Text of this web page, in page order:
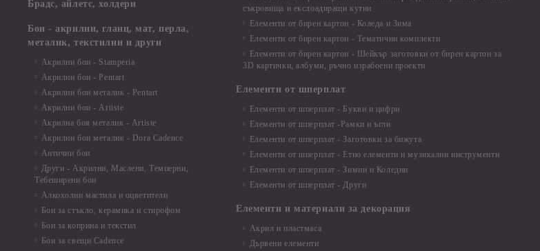
Брадс, айлетс, холдери
Бои - акрилни, гланц, мат, перла,
металик, текстилни и други
Акрилни бои - Stamperia
Акрилни бои - Pentart
Акрилни бои металик - Pentart
Акрилни бои - Artiste
Акрилна боя металик - Artiste
Акрилни бои металик - Dora Cadence
Антични бои
Други - Акрилни, Маслени, Темперни,
Тебеширени бои
Алкохолни мастила и оцветители
Бои за стъкло, керамика и стирофом
Бои за коприна и текстил
Бои за свещи Cadence
съкровища и екслоадиращи кутии
Елементи от бирен картон - Коледа и Зима
Елементи от бирен картон - Тематични комплекти
Елементи от бирен картон - Шейкър заготовки от бирен картон за
3D картички, албуми, ръчно израбоени проекти
Елементи от шперплат
Елементи от шперплат - Букви и цифри
Елементи от шперплат -Рамки и ъгли
Елементи от шперплат - Заготовки за бижута
Елементи от шперплат - Етно елементи и музикални инструменти
Елементи от шперплат - Зимни и Коледни
Елементи от шперплат - Други
Елементи и материали за декорация
Акрил и пластмаса
Дървени елементи